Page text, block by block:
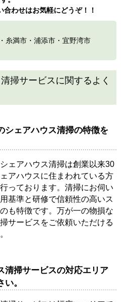
わせはお気軽にどうぞ！！
糸満市・ 浦添市・ 宜野湾市
掃サービスに関するよく
シェアハウス清掃の特徴を
ェアハウス清掃は創業以来30
アハウスに住まわれている方
っております。清掃にお伺い
基準と研修で信頼性の高いス
も特徴です。万が一の物損な
サービスをご依頼いただける
清掃サービスの対応エリア
。